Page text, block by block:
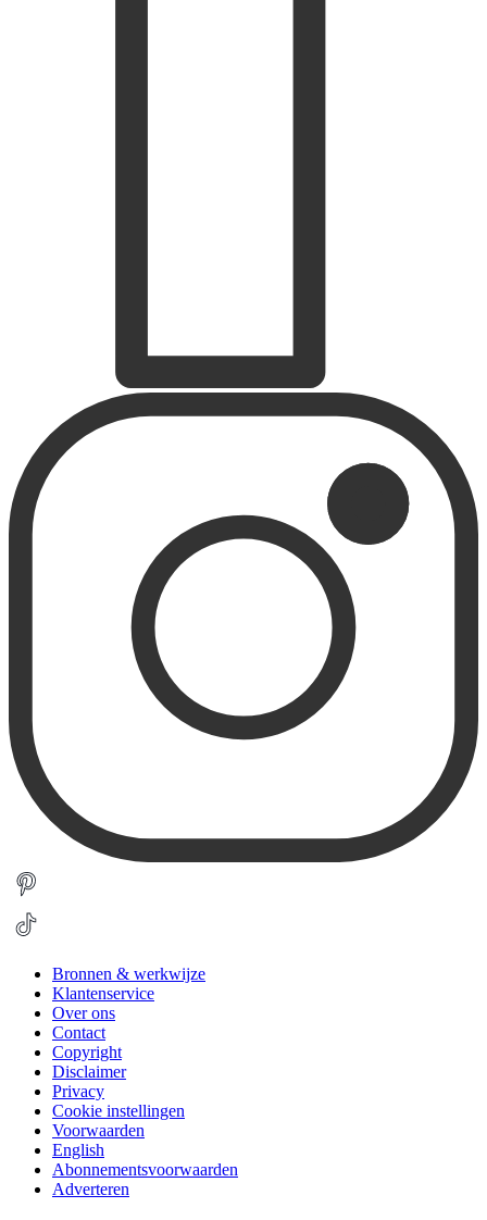
Bronnen & werkwijze
Klantenservice
Over ons
Contact
Copyright
Disclaimer
Privacy
Cookie instellingen
Voorwaarden
English
Abonnementsvoorwaarden
Adverteren